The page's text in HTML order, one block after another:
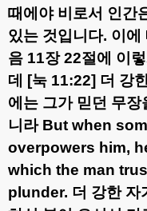
때에야 비로서 인간
있는 것입니다. 이에
음 11장22절에 이
데
[눅 11:22] 더 강
에는 그가 믿던 무
니라But when
overpowers him,
which the man
plunder. 더 강한 자